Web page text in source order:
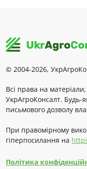
© 2004-2026,
Всі права на
УкрАгроКонсалт. Будь-
письмового дозволу
При правомірному
гіперпосилання на
Політика